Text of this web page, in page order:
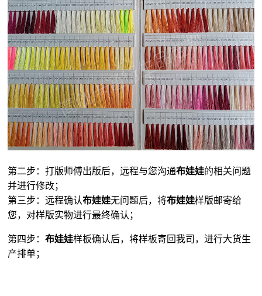
第二步：打版师傅出版后，远程与您沟通布娃娃的相关问题
并进行修改；
第三步：远程确认布娃娃无问题后，将布娃娃样版邮寄给
您，对样版实物进行最终确认；
第四步：布娃娃样板确认后，将样板寄回我司，进行大货生
产排单；